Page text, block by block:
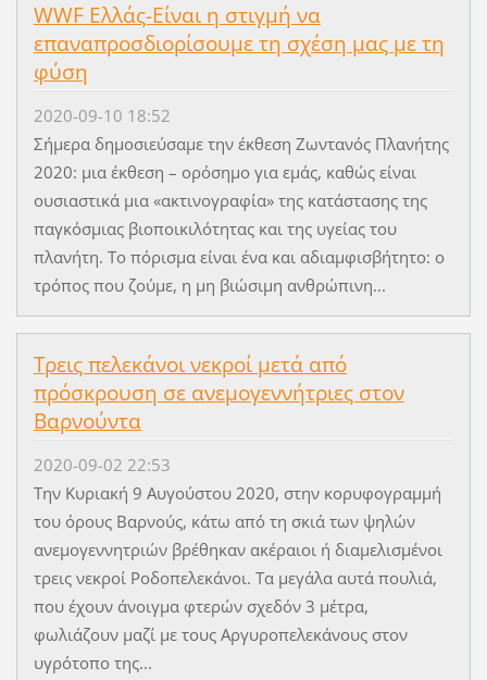
WWF Ελλάς-Είναι η στιγμή να
επαναπροσδιορίσουμε τη σχέση μας με τη
φύση
2020-09-10 18:52
Σήμερα δημοσιεύσαμε την έκθεση Ζωντανός Πλανήτης
2020: μια έκθεση – ορόσημο για εμάς, καθώς είναι
ουσιαστικά μια «ακτινογραφία» της κατάστασης της
παγκόσμιας βιοποικιλότητας και της υγείας του
πλανήτη. Το πόρισμα είναι ένα και αδιαμφισβήτητο: ο
τρόπος που ζούμε, η μη βιώσιμη ανθρώπινη...
Τρεις πελεκάνοι νεκροί μετά από
πρόσκρουση σε ανεμογεννήτριες στον
Βαρνούντα
2020-09-02 22:53
Την Κυριακή 9 Αυγούστου 2020, στην κορυφογραμμή
του όρους Βαρνούς, κάτω από τη σκιά των ψηλών
ανεμογεννητριών βρέθηκαν ακέραιοι ή διαμελισμένοι
τρεις νεκροί Ροδοπελεκάνοι. Τα μεγάλα αυτά πουλιά,
που έχουν άνοιγμα φτερών σχεδόν 3 μέτρα,
φωλιάζουν μαζί με τους Αργυροπελεκάνους στον
υγρότοπο της...